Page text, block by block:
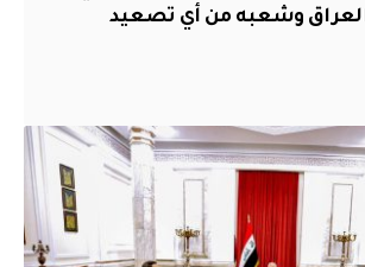
العراق وشعبه من أي تصعيد